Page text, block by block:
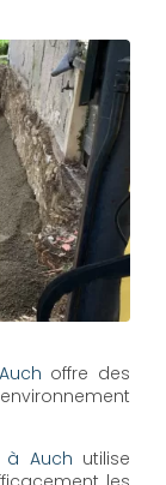
offre des
à Auch utilise